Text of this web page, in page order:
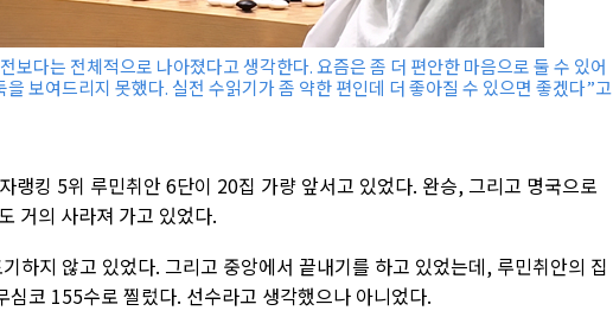
다는 전체적으로 나아졌다고 생각한다. 요즘은 좀 더 편안한 마음으로 둘 수 있어
보여드리지 못했다. 실전 수읽기가 좀 약한 편인데 더 좋아질 수 있으면 좋겠다”고
랭킹 5위 루민취안 6단이 20집 가량 앞서고 있었다. 완승, 그리고 명국으로
거의 사라져 가고 있었다.
하지 않고 있었다. 그리고 중앙에서 끝내기를 하고 있었는데, 루민취안의 집
심코 155수로 찔렀다. 선수라고 생각했으나 아니었다.